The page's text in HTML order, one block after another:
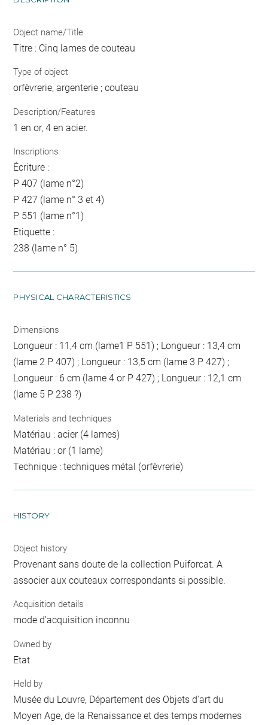
Object name/Title
Titre : Cinq lames de couteau
Type of object
orfèvrerie, argenterie ; couteau
Description/Features
1 en or, 4 en acier.
Inscriptions
Écriture :
P 407 (lame n°2)
P 427 (lame n° 3 et 4)
P 551 (lame n°1)
Etiquette :
238 (lame n° 5)
PHYSICAL CHARACTERISTICS
Dimensions
Longueur : 11,4 cm (lame1 P 551) ; Longueur : 13,4 cm
(lame 2 P 407) ; Longueur : 13,5 cm (lame 3 P 427) ;
Longueur : 6 cm (lame 4 or P 427) ; Longueur : 12,1 cm
(lame 5 P 238 ?)
Materials and techniques
Matériau : acier (4 lames)
Matériau : or (1 lame)
Technique : techniques métal (orfèvrerie)
HISTORY
Object history
Provenant sans doute de la collection Puiforcat. A
associer aux couteaux correspondants si possible.
Acquisition details
mode d'acquisition inconnu
Owned by
Etat
Held by
Musée du Louvre, Département des Objets d'art du
Moyen Age, de la Renaissance et des temps modernes